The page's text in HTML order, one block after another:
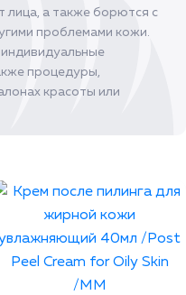
лица, а также борются с
проблемами кожи.
процедуры,
красоты или